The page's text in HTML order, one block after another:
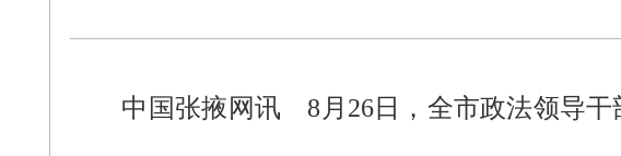
中国张掖网讯 8月26日，全市政法领导干